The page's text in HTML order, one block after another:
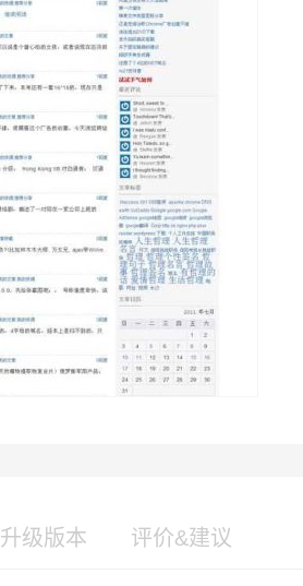
升级版本 评价&建议